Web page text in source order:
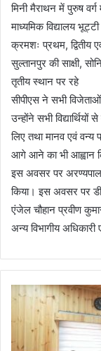
मिनी मैराथन में पुरुष
माध्यमिक विद्यालय
क्रमशः प्रथम, द्वितीय
सुल्तानपुर की साक्षी,
तृतीय स्थान पर रहे
सीपीएस ने सभी
उन्होंने सभी
लिए तथा मानव एवं
आगे आने का भी आह्वान
इस अवसर पर
किया। इस अवसर पर
एंजेल चौहान प्रवीण
अन्य विभागीय